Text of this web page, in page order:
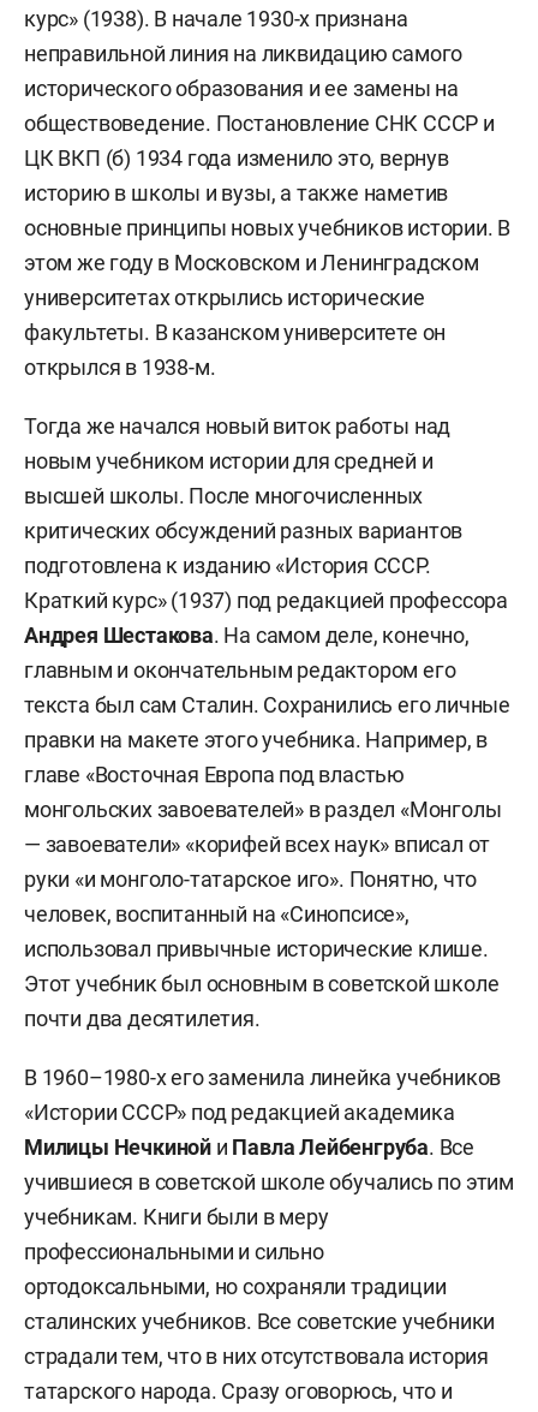
курс» (1938). В начале 1930-х признана
неправильной линия на ликвидацию самого
исторического образования и ее замены на
обществоведение. Постановление СНК СССР и
ЦК ВКП (б) 1934 года изменило это, вернув
историю в школы и вузы, а также наметив
основные принципы новых учебников истории. В
этом же году в Московском и Ленинградском
университетах открылись исторические
факультеты. В казанском университете он
открылся в 1938-м.
Тогда же начался новый виток работы над
новым учебником истории для средней и
высшей школы. После многочисленных
критических обсуждений разных вариантов
подготовлена к изданию «История СССР.
Краткий курс» (1937) под редакцией профессора
Андрея Шестакова. На самом деле, конечно,
главным и окончательным редактором его
текста был сам Сталин. Сохранились его личные
правки на макете этого учебника. Например, в
главе «Восточная Европа под властью
монгольских завоевателей» в раздел «Монголы
— завоеватели» «корифей всех наук» вписал от
руки «и монголо-татарское иго». Понятно, что
человек, воспитанный на «Синопсисе»,
использовал привычные исторические клише.
Этот учебник был основным в советской школе
почти два десятилетия.
В 1960–1980-х его заменила линейка учебников
«Истории СССР» под редакцией академика
Милицы Нечкиной и Павла Лейбенгруба. Все
учившиеся в советской школе обучались по этим
учебникам. Книги были в меру
профессиональными и сильно
ортодоксальными, но сохраняли традиции
сталинских учебников. Все советские учебники
страдали тем, что в них отсутствовала история
татарского народа. Сразу оговорюсь, что и